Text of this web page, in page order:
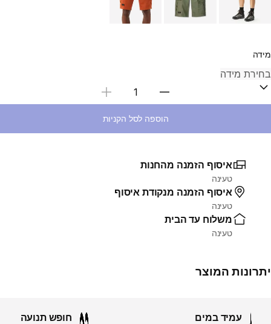
מידה
בחירת כמות
הוספה לסל הקניות
איסוף הזמנה מהחנות
טעינה
איסוף הזמנה מנקודת איסוף
טעינה
משלוח עד הבית
טעינה
יתרונות המוצר
עמיד במים חופש תנועה